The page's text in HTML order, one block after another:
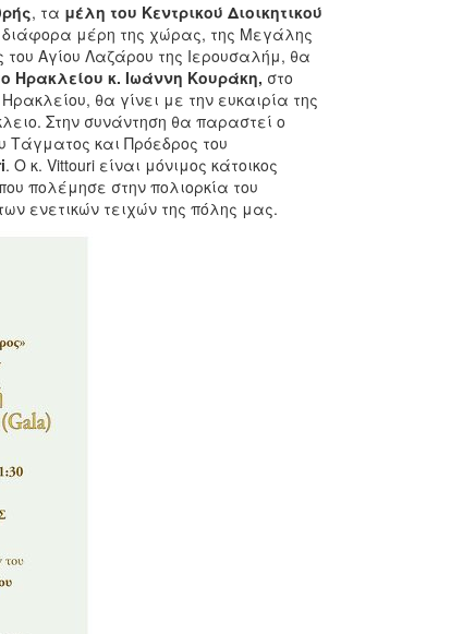
, τα μέλη του Κεντρικού Διοικητικού
μέρη της χώρας, της Μεγάλης
του Αγίου Λαζάρου της Ιερουσαλήμ, θα
Ηρακλείου κ. Ιωάννη Κουράκη, στο
θα γίνει με την ευκαιρία της
Στην συνάντηση θα παραστεί ο
Τάγματος και Πρόεδρος του
. O κ. Vittouri είναι μόνιμος κάτοικος
πολέμησε στην πολιορκία του
ενετικών τειχών της πόλης μας.